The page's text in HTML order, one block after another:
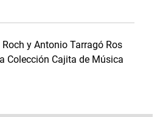
y Antonio Tarragó Ros
Colección Cajita de Música